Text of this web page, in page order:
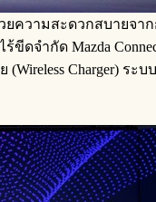
ความสะดวกสบายจ
กัด Mazda Connect
Charger) ระ